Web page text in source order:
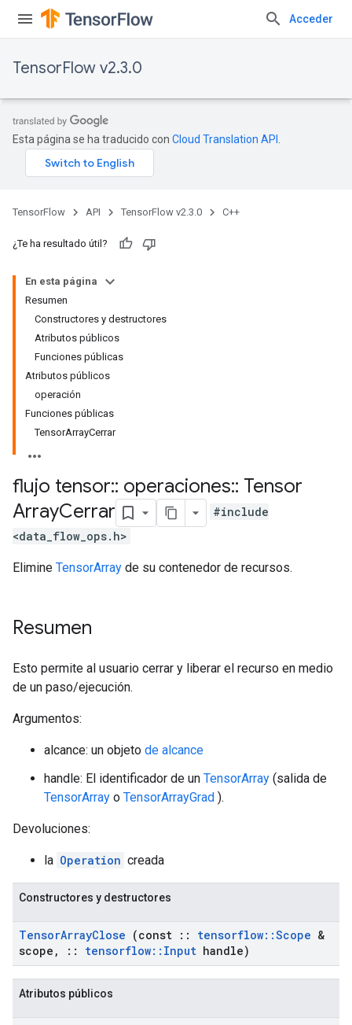
Acceder
TensorFlow v2.3.0
Esta página se ha traducido con Cloud Translation API
TensorFlow API TensorFlow v2.3.0 C++
¿Te ha resultado útil?
En esta página
Resumen
Constructores y destructores
Atributos públicos
Funciones públicas
Atributos públicos
operación
Funciones públicas
TensorArrayCerrar
flujo tensor:: operaciones:: Tensor
ArrayCerrar
#include
<data_flow_ops.h>
Elimine TensorArray de su contenedor de recursos.
Resumen
Esto permite al usuario cerrar y liberar el recurso en medio
de un paso/ejecución.
Argumentos:
alcance: un objeto de alcance
handle: El identificador de un TensorArray (salida de
TensorArray o TensorArrayGrad ).
Devoluciones:
la Operation creada
Constructores y destructores
TensorArrayClose (const :: tensorflow::Scope &
scope , :: tensorflow:: Input handle)
Atributos públicos